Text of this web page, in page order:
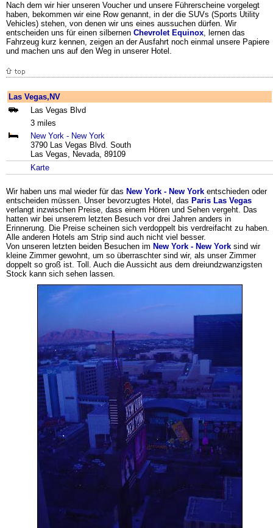
Nach dem wir hier unseren Voucher und unsere Führerscheine vorgelegt
haben, bekommen wir eine Row genannt, in der die SUVs (Sports Utility
Vehicles) stehen, von denen wir uns eines aussuchen dürfen. Wir
entscheiden uns für einen silbernen Chevrolet Equinox, lernen das
Fahrzeug kurz kennen, zeigen an der Ausfahrt noch einmal unsere Papiere
und machen uns auf den Weg in unserer Hotel.
Las Vegas,NV
Las Vegas Blvd
3 miles
New York - New York
3790 Las Vegas Blvd. South
Las Vegas, Nevada, 89109
Karte
Wir haben uns mal wieder für das New York - New York entschieden oder
entscheiden müssen. Unser bevorzugtes Hotel, das Paris Las Vegas
verlangt inzwischen Preise, dass einem Hören und Sehen vergeht. Das
hatten wir bei unserem letzten Besuch vor drei Jahren anders in
Erinnerung. Die Preise scheinen sich verdoppelt bis verdreifacht zu haben.
Alle anderen Hotels am Strip sind auch nicht viel besser.
Von unseren letzten beiden Besuchen im New York - New York sind wir
kleine Zimmer gewohnt, um so überraschter sind wir, als unser Zimmer
doppelt so groß ist. Toll. Auch die Aussicht aus dem dreiundzwanzigsten
Stock kann sich sehen lassen.